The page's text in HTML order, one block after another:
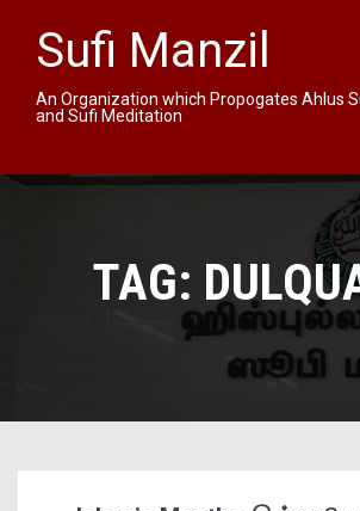
Sufi Manzil
An Organization which Propogates Ahlus
and Sufi Meditation
TAG: